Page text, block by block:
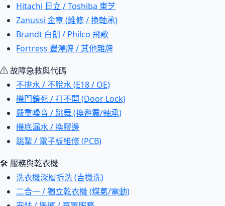
Hitachi 日立 / Toshiba 東芝
Zanussi 金章 (維修 / 換軸承)
Brandt 白朗 / Philco 飛歌
Fortress 豐澤牌 / 其他雜牌
⚠ 故障急救與代碼
不排水 / 不脫水 (E18 / OE)
機門鎖死 / 打不開 (Door Lock)
嚴重噪音 / 跳舞 (換避震/軸承)
機底漏水 / 換膠邊
跳掣 / 電子板維修 (PCB)
🛠 服務與乾衣機
洗衣機深層拆洗 (吉機洗)
二合一 / 獨立乾衣機 (煤氣/電動)